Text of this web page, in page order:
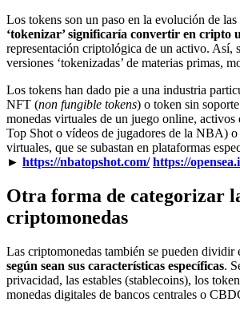
Los tokens son un paso en la evolución de
‘tokenizar’ significaría convertir en cripto
representación criptológica de un activo. Así,
versiones ‘tokenizadas’ de materias primas,
Los tokens han dado pie a una industria
NFT (non fungible tokens) o token sin
monedas virtuales de un juego online,
Top Shot o vídeos de jugadores de la NBA) o
virtuales, que se subastan en plataformas
► https://nbatopshot.com/ https://
Otra forma de categorizar
criptomonedas
Las criptomonedas también se pueden dividir
según sean sus características específicas.
privacidad, las estables (stablecoins), los
monedas digitales de bancos centrales o